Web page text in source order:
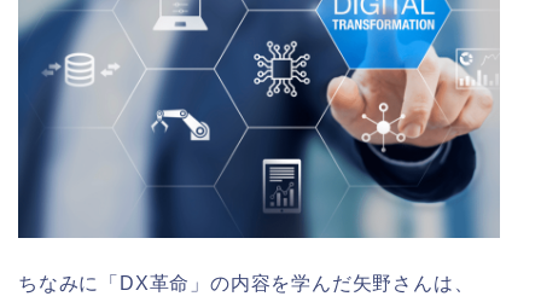
ちなみに「DX革命」の内容を学んだ矢野さんは、